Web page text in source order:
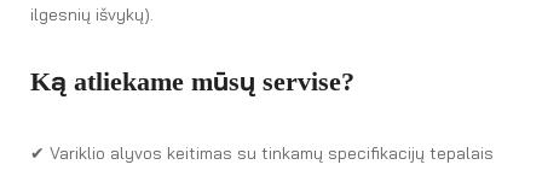
ilgesnių išvykų).
Ką atliekame mūsų servise?
✔︎ Variklio alyvos keitimas su tinkamų specifikacijų tepalais